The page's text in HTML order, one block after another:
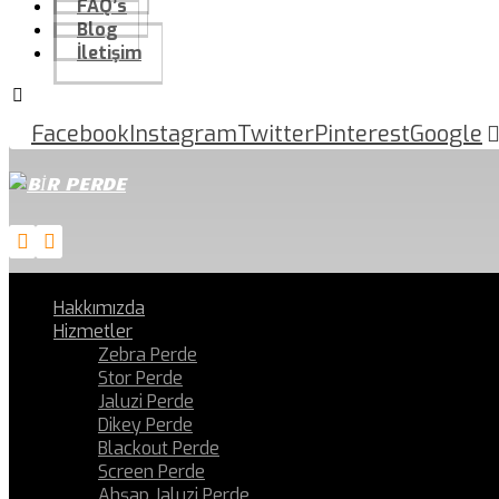
FAQ’s
Blog
İletişim
FacebookInstagramTwitterPinterestGoogle
Hakkımızda
Hizmetler
Zebra Perde
Stor Perde
Jaluzi Perde
Dikey Perde
Blackout Perde
Screen Perde